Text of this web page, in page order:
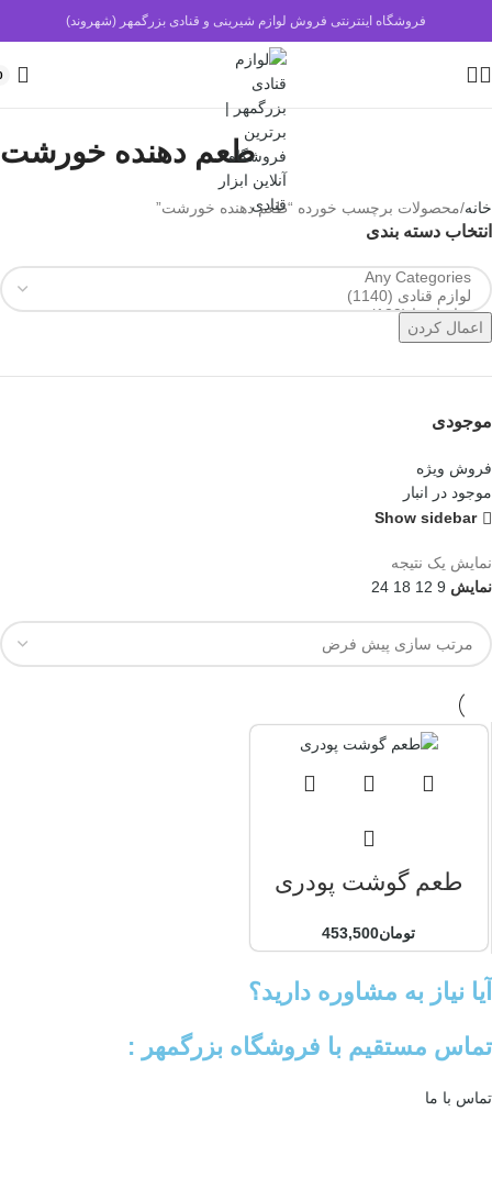
فروشگاه اینترنتی فروش لوازم شیرینی و قنادی بزرگمهر (شهروند)
طعم دهنده خورشت
خانه محصولات برچسب خورده “طعم دهنده خورشت”
انتخاب دسته بندی
اعمال کردن
موجودی
فروش ویژه
موجود در انبار
Show sidebar
نمایش یک نتیجه
نمایش 9
12
18
24
طعم گوشت پودری
تومان453,500
آیا نیاز به مشاوره دارید؟
تماس مستقیم با فروشگاه بزرگمهر :
تماس با ما